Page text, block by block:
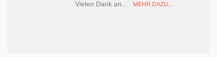
Vielen Dank an...
MEHR DAZU...